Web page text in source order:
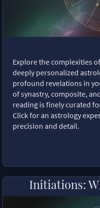
Explore the complexities
deeply personalized
profound revelations in
of synastry, composite,
reading is finely curated
Click for an astrology
precision and detail.
Initiations: